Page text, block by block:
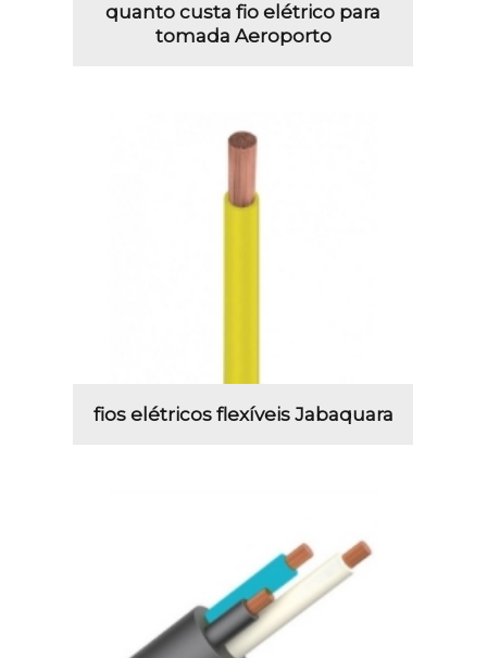
quanto custa fio elétrico para
tomada Aeroporto
fios elétricos flexíveis Jabaquara